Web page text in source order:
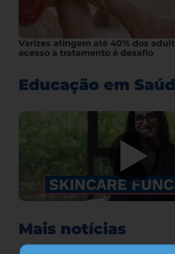
Varizes atingem até 40% dos
acesso a tratamento é desafio
Educação em
Mais notícias